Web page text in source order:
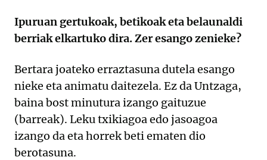
Ipuruan gertukoak, betikoak eta belaunaldi
berriak elkartuko dira. Zer esango zenieke?
Bertara joateko erraztasuna dutela esango
nieke eta animatu daitezela. Ez da Untzaga,
baina bost minutura izango gaituzue
(barreak). Leku txikiagoa edo jasoagoa
izango da eta horrek beti ematen dio
berotasuna.